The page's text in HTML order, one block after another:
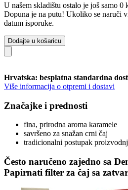
U našem skladištu ostalo je još samo 0
Dopuna je na putu! Ukoliko se naruči
datum isporuke.
Dodajte u košaricu
Hrvatska: besplatna standardna
Više informacija o otpremi i dostavi
Značajke i prednosti
fina, prirodna aroma karamele
savršeno za snažan crni čaj
tradicionalni postupak
Često naručeno zajedno sa
Papirnati filter za čaj sa